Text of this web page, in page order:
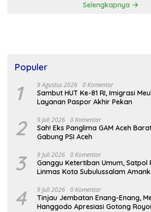
Selengkapnya
Populer
1 9 Agustus 2026 0 Komentar
Sambut HUT Ke-81 RI, Imigrasi
Layanan Paspor Akhir Pekan
2 9 Juli 2026 0 Komentar
Sah! Eks Panglima GAM Aceh
Gabung PSI Aceh
3 9 Juli 2026 0 Komentar
Ganggu Ketertiban Umum, Satpol
Linmas Kota Subulussalam
4 9 Juli 2026 0 Komentar
Tinjau Jembatan Enang-Enang,
Hanggodo Apresiasi Gotong